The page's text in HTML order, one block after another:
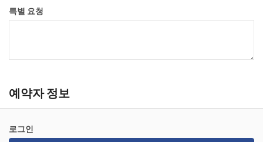
특별 요청
예약자 정보
로그인